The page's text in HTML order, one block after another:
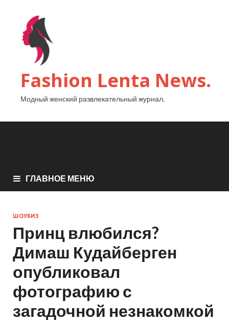
Fashion Lenta News.
Модный женский развлекательный журнал.
ГЛАВНОЕ МЕНЮ
ШОУБИЗ
Принц влюбился?
Димаш Кудайберген
опубликовал
фотографию с
загадочной незнакомкой